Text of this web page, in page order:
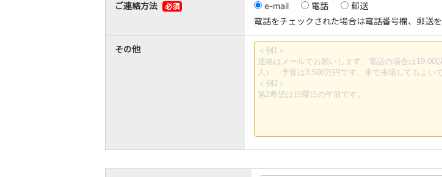
ご連絡方法 必須 e-mail 電話
郵送
電話をチェックされた場合は電話番号欄、郵送
その他